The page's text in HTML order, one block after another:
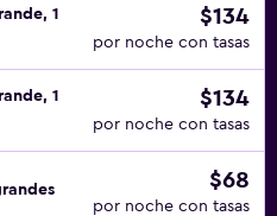
1
$134
por noche con tasas
1
$134
por noche con tasas
$68
por noche con tasas